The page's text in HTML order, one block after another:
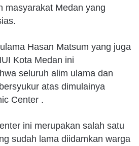
masyarakat Medan yang
Hasan Matsum yang juga
Kota Medan ini
seluruh alim ulama dan
atas dimulainya
Center .
ini merupakan salah satu
sudah lama diidamkan warga